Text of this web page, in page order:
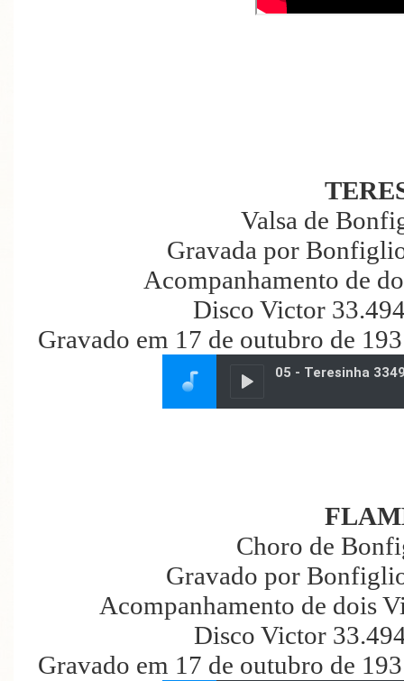
Valsa de
Gravada por
Acompanhamento de
Disco Victor
Gravado em 17 de outubro de
Choro de
Gravado por
Acompanhamento de dois
Disco Victor
Gravado em 17 de outubro de